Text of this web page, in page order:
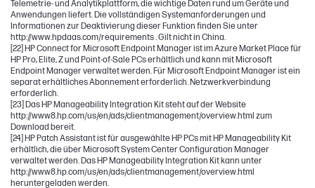
Telemetrie- und Analytikplattform, die wichtige Daten rund um Geräte und
Anwendungen liefert. Die vollständigen Systemanforderungen und
Informationen zur Deaktivierung dieser Funktion finden Sie unter
http://www.hpdaas.com/requirements . Gilt nicht in China.
[22] HP Connect for Microsoft Endpoint Manager ist im Azure Market Place für
HP Pro, Elite, Z und Point-of-Sale PCs erhältlich und kann mit Microsoft
Endpoint Manager verwaltet werden. Für Microsoft Endpoint Manager ist ein
separat erhältliches Abonnement erforderlich. Netzwerkverbindung
erforderlich.
[23] Das HP Manageability Integration Kit steht auf der Website
http://www8.hp.com/us/en/ads/clientmanagement/overview.html zum
Download bereit.
[24] HP Patch Assistant ist für ausgewählte HP PCs mit HP Manageability Kit
erhältlich, die über Microsoft System Center Configuration Manager
verwaltet werden. Das HP Manageability Integration Kit kann unter
http://www8.hp.com/us/en/ads/clientmanagement/overview.html
heruntergeladen werden.